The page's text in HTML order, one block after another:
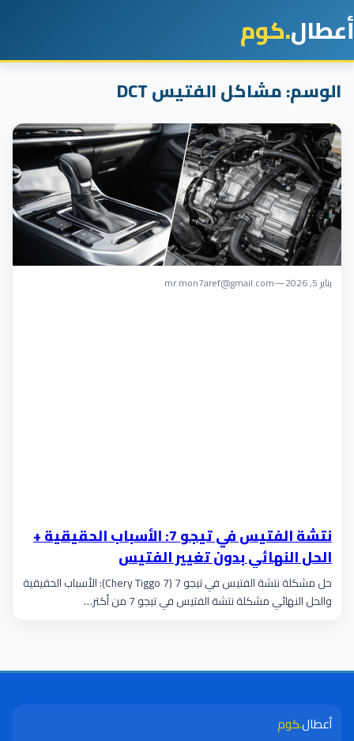
أعطال.كوم
الوسم:مشاكل الفتيس DCT
يناير 5, 2026 —
mr.mon7aref@gmail.com
نتشة الفتيس في تيجو 7: الأسباب الحقيقية +
الحل النهائي بدون تغيير الفتيس
حل مشكلة نتشة الفتيس في تيجو 7 (Chery Tiggo 7): الأسباب الحقيقية
والحل النهائي مشكلة نتشة الفتيس في تيجو 7 من أكتر…
أعطال.كوم